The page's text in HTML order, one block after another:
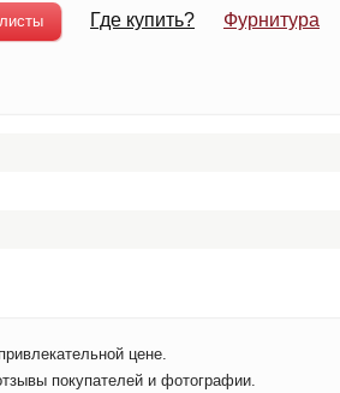
Где купить? Фурнитура
цене.
покупателей и фотографии.